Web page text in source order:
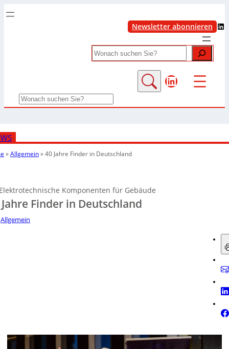
Newsletter abonnieren LinkedIn
Search
LinkedIn
Search
»Allgemein»40 Jahre Finder in Deutschland
Komponenten für Gebäude
Finder in Deutschland
Allgemein